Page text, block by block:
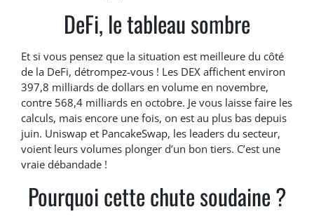
DeFi, le tableau sombre
Et si vous pensez que la situation est meilleure du côté
de la DeFi, détrompez-vous ! Les DEX affichent environ
397,8 milliards de dollars en volume en novembre,
contre 568,4 milliards en octobre. Je vous laisse faire les
calculs, mais encore une fois, on est au plus bas depuis
juin. Uniswap et PancakeSwap, les leaders du secteur,
voient leurs volumes plonger d’un bon tiers. C’est une
vraie débandade !
Pourquoi cette chute soudaine ?